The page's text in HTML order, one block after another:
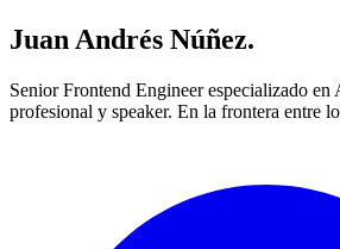
Juan Andrés Núñez.
Senior Frontend Engineer especializado
profesional y speaker. En la frontera entre